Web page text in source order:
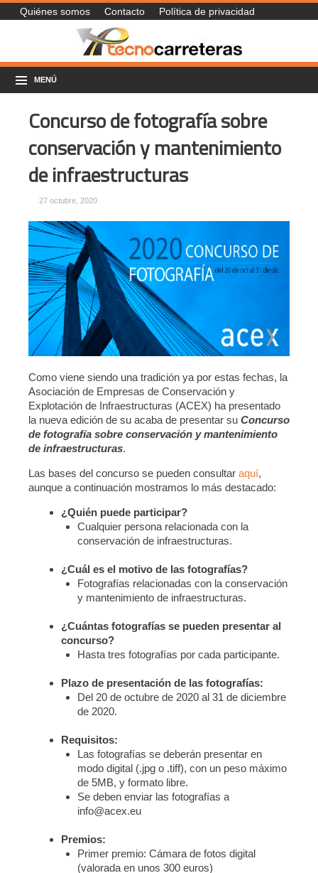
Quiénes somos Contacto Política de privacidad
MENÚ
Concurso de fotografía sobre
conservación y mantenimiento
de infraestructuras
27 octubre, 2020
Como viene siendo una tradición ya por estas fechas, la
Asociación de Empresas de Conservación y
Explotación de Infraestructuras (ACEX) ha presentado
la nueva edición de su acaba de presentar su Concurso
de fotografía sobre conservación y mantenimiento
de infraestructuras.
Las bases del concurso se pueden consultar aquí,
aunque a continuación mostramos lo más destacado:
¿Quién puede participar?
Cualquier persona relacionada con la
conservación de infraestructuras.
¿Cuál es el motivo de las fotografías?
Fotografías relacionadas con la conservación
y mantenimiento de infraestructuras.
¿Cuántas fotografías se pueden presentar al
concurso?
Hasta tres fotografías por cada participante.
Plazo de presentación de las fotografías:
Del 20 de octubre de 2020 al 31 de diciembre
de 2020.
Requisitos:
Las fotografías se deberán presentar en
modo digital (.jpg o .tiff), con un peso máximo
de 5MB, y formato libre.
Se deben enviar las fotografías a
info@acex.eu
Premios:
Primer premio: Cámara de fotos digital
(valorada en unos 300 euros)